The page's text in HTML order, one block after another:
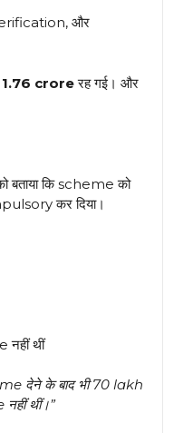
और
1.76 croreरह गई। और
बताया कि scheme को
कर दिया।
थीं
देने के बाद भी 70 lakh
थीं।”